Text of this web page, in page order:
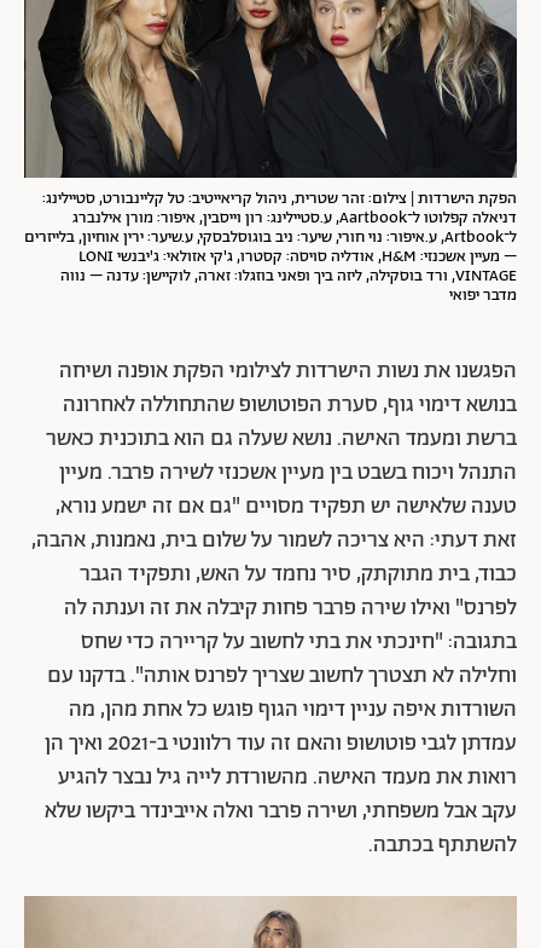
הפקת הישרדות | צילום: זהר שטרית, ניהול קריאייטיב: טל קליינבורט, סטיילינג:
דניאלה קפלוטו ל־Aartbook, ע.סטיילינג: רון וייסבין, איפור: מורן אילנברג
ל־Artbook, ע.איפור: נוי חורי, שיער: ניב בוגוסלבסקי, ע.שיער: ירין אוחיון, בלייזרים
– מעיין אשכנזי: H&M, אודליה סויסה: קסטרו, ג'קי אזולאי: ג'יבנשי LONI
VINTAGE, ורד בוסקילה, ליזה ביך ופאני בוזגלו: זארה, לוקיישן: עדנה – נווה
מדבר יפואי
הפגשנו את נשות הישרדות לצילומי הפקת אופנה ושיחה
בנושא דימוי גוף, סערת הפוטושופ שהתחוללה לאחרונה
ברשת ומעמד האישה. נושא שעלה גם הוא בתוכנית כאשר
התנהל ויכוח בשבט בין מעיין אשכנזי לשירה פרבר. מעיין
טענה שלאישה יש תפקיד מסויים "גם אם זה ישמע נורא,
זאת דעתי: היא צריכה לשמור על שלום בית, נאמנות, אהבה,
כבוד, בית מתוקתק, סיר נחמד על האש, ותפקיד הגבר
לפרנס" ואילו שירה פרבר פחות קיבלה את זה וענתה לה
בתגובה: "חינכתי את בתי לחשוב על קריירה כדי שחס
וחלילה לא תצטרך לחשוב שצריך לפרנס אותה". בדקנו עם
השורדות איפה עניין דימוי הגוף פוגש כל אחת מהן, מה
עמדתן לגבי פוטושופ והאם זה עוד רלוונטי ב-2021 ואיך הן
רואות את מעמד האישה. מהשורדת לייה גיל נבצר להגיע
עקב אבל משפחתי, ושירה פרבר ואלה אייבינדר ביקשו שלא
להשתתף בכתבה.